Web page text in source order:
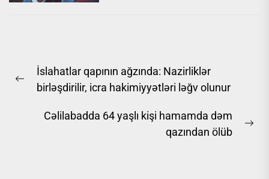
naviqasiyası
Previous
İslahatlar qapının ağzında: Nazirliklər
birləşdirilir, icra hakimiyyətləri ləğv olunur
Cəlilabadda 64 yaşlı kişi hamamda dəm
qazından ölüb